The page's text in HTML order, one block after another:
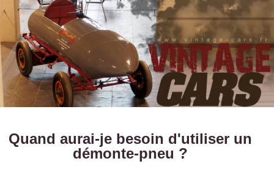
Quand aurai-je besoin d'utiliser un
démonte-pneu ?